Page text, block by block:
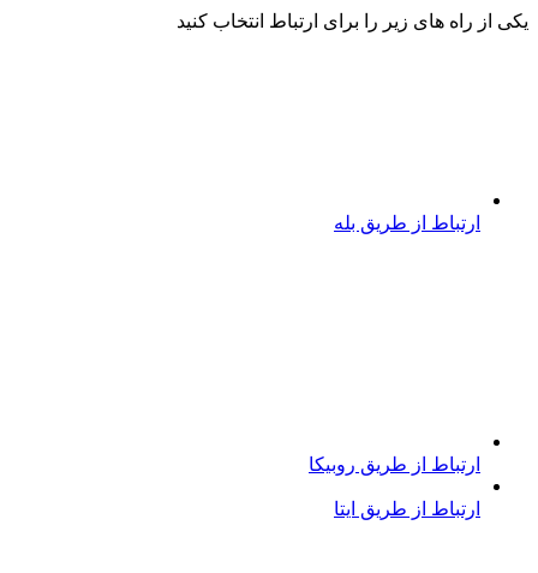
یکی از راه های زیر را برای ارتباط انتخاب کنید
ارتباط از طریق بله
ارتباط از طریق روبیکا
ارتباط از طریق ایتا